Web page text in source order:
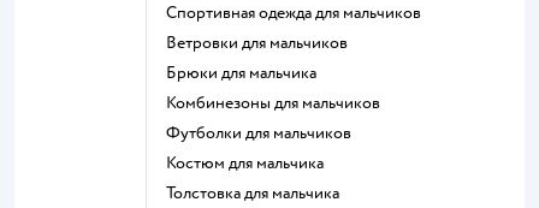
Спортивная одежда для мальчиков
Ветровки для мальчиков
Брюки для мальчика
Комбинезоны для мальчиков
Футболки для мальчиков
Костюм для мальчика
Толстовка для мальчика